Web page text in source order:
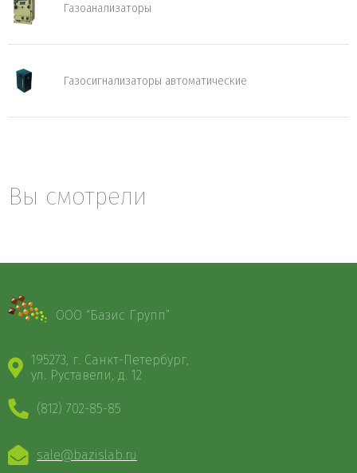
Газоанализаторы
Газосигнализаторы автоматические
Вы смотрели
ООО “Базис Групп”
195273, г. Санкт-Петербург,
ул. Руставели, д. 12
(812) 702-85-85
sale@bazislab.ru